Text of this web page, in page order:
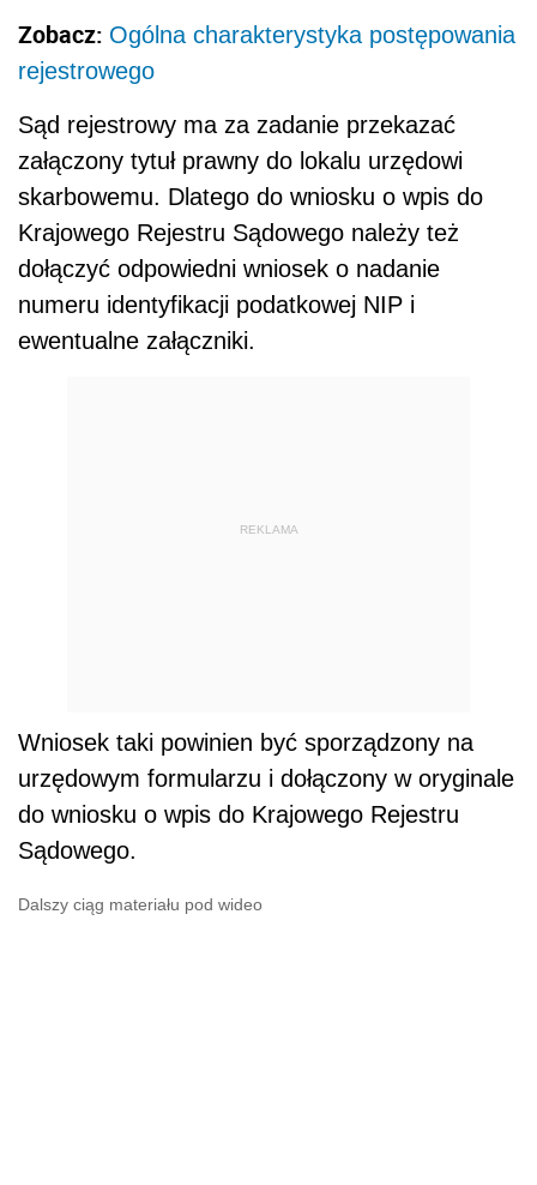
Zobacz: Ogólna charakterystyka postępowania
rejestrowego
Sąd rejestrowy ma za zadanie przekazać
załączony tytuł prawny do lokalu urzędowi
skarbowemu. Dlatego do wniosku o wpis do
Krajowego Rejestru Sądowego należy też
dołączyć odpowiedni wniosek o nadanie
numeru identyfikacji podatkowej NIP i
ewentualne załączniki.
REKLAMA
Wniosek taki powinien być sporządzony na
urzędowym formularzu i dołączony w oryginale
do wniosku o wpis do Krajowego Rejestru
Sądowego.
Dalszy ciąg materiału pod wideo